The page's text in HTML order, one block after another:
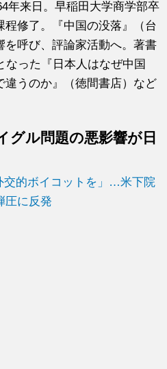
年来日。早稲田大学商学部卒
修了。『中国の没落』（台
を呼び、評論家活動へ。著書
なった『日本人はなぜ中国
違うのか』（徳間書店）など
グル問題の悪影響が日
交的ボイコットを」…米下院
圧に反発